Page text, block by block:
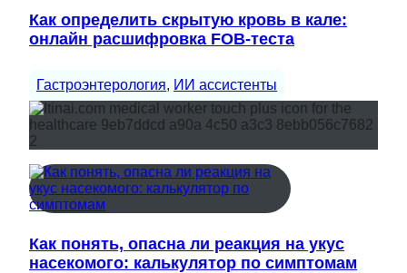
Как определить скрытую кровь в кале:
онлайн расшифровка FOB-теста
Гастроэнтерология, ИИ ассистенты
Как понять, опасна ли реакция на укус
насекомого: калькулятор по симптомам